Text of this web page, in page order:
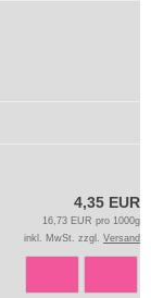
4,35 EUR
16,73 EUR pro 1000g
inkl. MwSt. zzgl. Versand